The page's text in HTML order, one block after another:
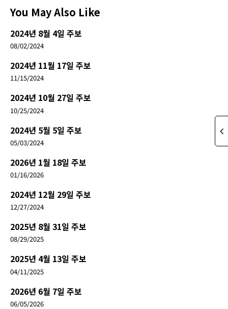
You May Also Like
2024년 8월 4일 주보
08/02/2024
2024년 11월 17일 주보
11/15/2024
2024년 10월 27일 주보
10/25/2024
2024년 5월 5일 주보
05/03/2024
2026년 1월 18일 주보
01/16/2026
2024년 12월 29일 주보
12/27/2024
2025년 8월 31일 주보
08/29/2025
2025년 4월 13일 주보
04/11/2025
2026년 6월 7일 주보
06/05/2026